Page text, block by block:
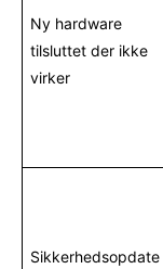
Ny hardware
tilsluttet der ikke
virker
Sikkerhedsopdate